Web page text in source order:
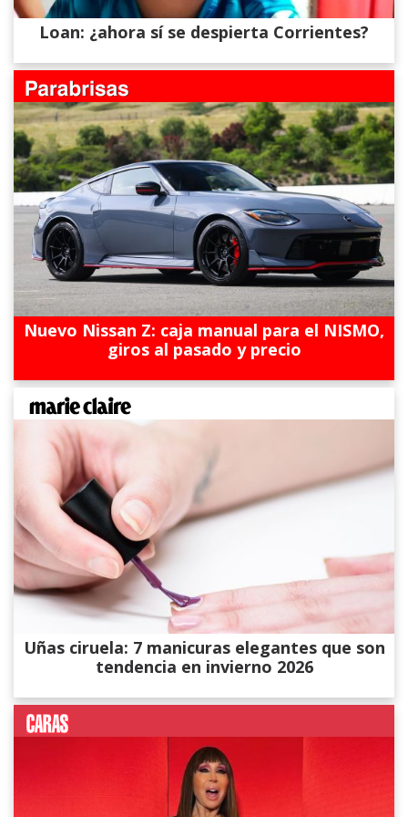
Loan: ¿ahora sí se despierta Corrientes?
Nuevo Nissan Z: caja manual para el NISMO,
giros al pasado y precio
Uñas ciruela: 7 manicuras elegantes que son
tendencia en invierno 2026